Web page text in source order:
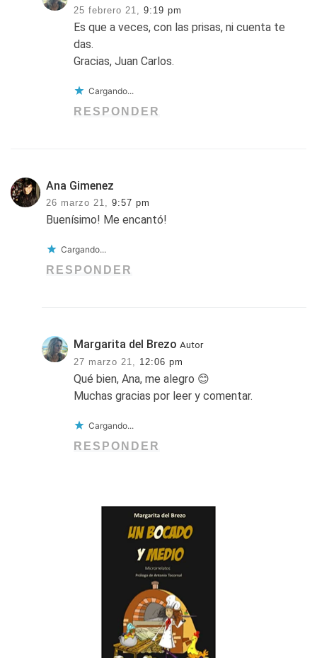
25 febrero 21,
9:19 pm
Es que a veces, con las prisas, ni cuenta te
das.
Gracias, Juan Carlos.
Cargando...
RESPONDER
Ana Gimenez
26 marzo 21, 9:57 pm
Buenísimo! Me encantó!
Cargando...
RESPONDER
Margarita del Brezo Autor
27 marzo 21,
12:06 pm
Qué bien, Ana, me alegro 😊
Muchas gracias por leer y comentar.
Cargando...
RESPONDER